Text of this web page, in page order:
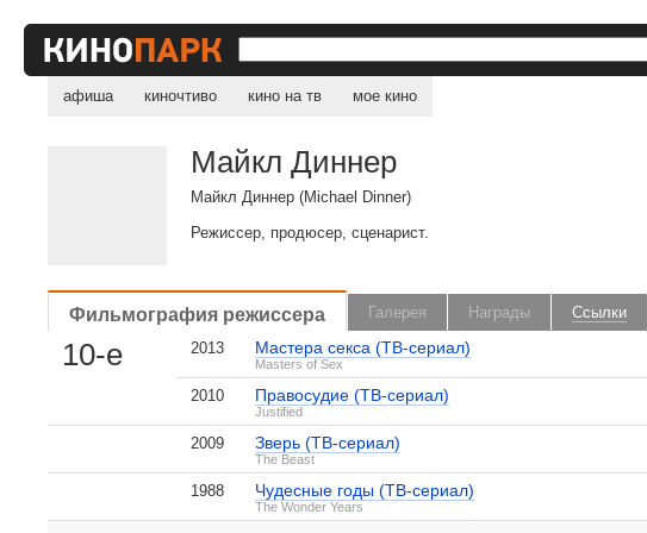
афиша киночтиво кино на тв мое кино
Майкл Диннер
Майкл Диннер (Michael Dinner)
Режиссер, продюсер, сценарист.
Фильмография режиссера Галерея Награды Ссылки
10-е 2013 Мастера секса (ТВ-сериал)
Masters of Sex
2010 Правосудие (ТВ-сериал)
Justified
2009 Зверь (ТВ-сериал)
The Beast
1988 Чудесные годы (ТВ-сериал)
The Wonder Years
Майкл Диннер на IMDB.com
, поделитесь своим мнением